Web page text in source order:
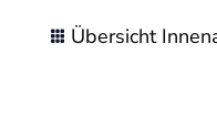
 Übersicht